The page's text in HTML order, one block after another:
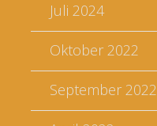
Juli 2024
Oktober 2022
September 2022